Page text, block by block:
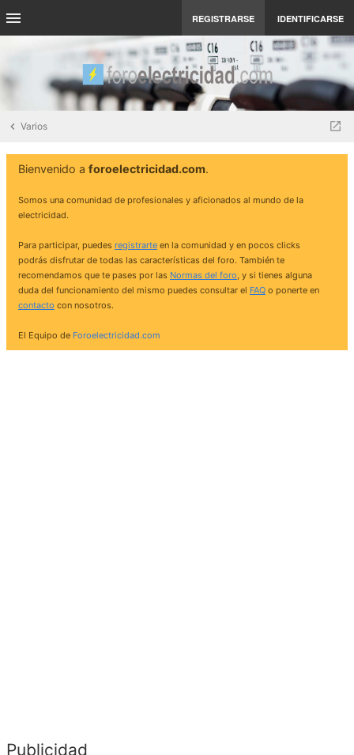
REGISTRARSE IDENTIFICARSE
Varios
Bienvenido a foroelectricidad.com.
Somos una comunidad de profesionales y aficionados al mundo de la
electricidad.
Para participar, puedes registrarte en la comunidad y en pocos clicks
podrás disfrutar de todas las características del foro. También te
recomendamos que te pases por las Normas del foro, y si tienes alguna
duda del funcionamiento del mismo puedes consultar el FAQ o ponerte en
contacto con nosotros.
El Equipo de Foroelectricidad.com
Publicidad